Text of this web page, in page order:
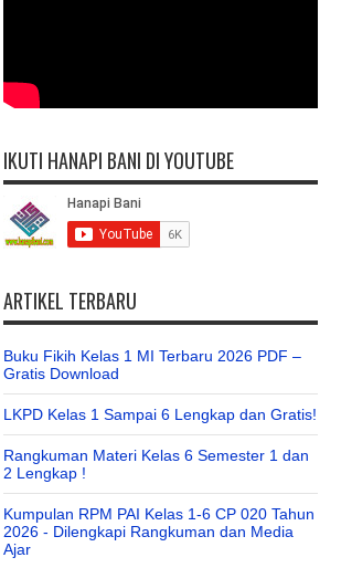
IKUTI HANAPI BANI DI YOUTUBE
ARTIKEL TERBARU
Buku Fikih Kelas 1 MI Terbaru 2026 PDF –
Gratis Download
LKPD Kelas 1 Sampai 6 Lengkap dan Gratis!
Rangkuman Materi Kelas 6 Semester 1 dan
2 Lengkap !
Kumpulan RPM PAI Kelas 1-6 CP 020 Tahun
2026 - Dilengkapi Rangkuman dan Media
Ajar